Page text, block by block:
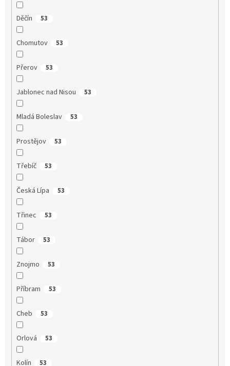
Děčín 53
Chomutov 53
Přerov 53
Jablonec nad Nisou 53
Mladá Boleslav 53
Prostějov 53
Třebíč 53
Česká Lípa 53
Třinec 53
Tábor 53
Znojmo 53
Příbram 53
Cheb 53
Orlová 53
Kolín 53